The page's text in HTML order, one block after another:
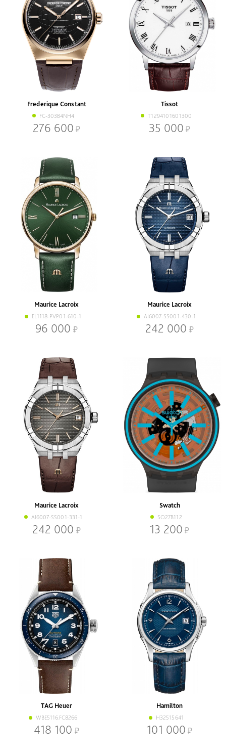
Frederique Constant
FC-303B4NH4
276 600
Tissot
T1294101601300
35 000
Maurice Lacroix
EL1118-PVP01-610-1
96 000
Maurice Lacroix
AI6007-SS001-430-1
242 000
Maurice Lacroix
AI6007-SS001-331-1
242 000
Swatch
SO27B112
13 200
TAG Heuer
WBE5116.FC8266
418 100
Hamilton
H32515641
101 000